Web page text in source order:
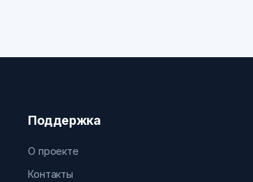
Поддержка
О проекте
Контакты